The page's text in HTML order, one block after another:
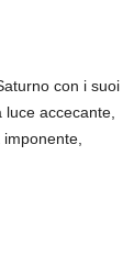
con i suoi
accecante,